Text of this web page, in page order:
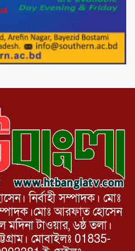
দিবসে শহিদ ও জুলাই
পোরশা উপজেলা শাখার
নির্বাহী সম্পাদক। মোঃ
আরফাত হোসেন
টাওয়ার, ৬ষ্ঠ তলা।
মোবাইলঃ 01835-